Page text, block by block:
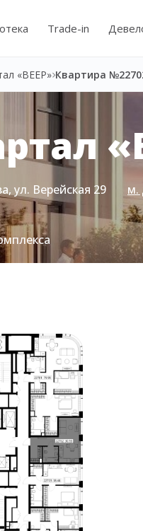
Trade-in
«ВЕЕР» Квартира
ул. Верейская 29 м.